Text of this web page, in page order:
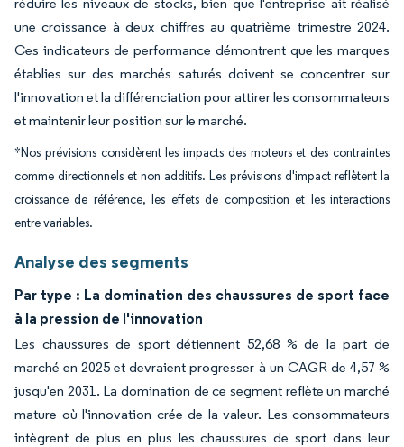
une croissance à deux chiffres au quatrième trimestre 2024.
Ces indicateurs de performance démontrent que les marques
établies sur des marchés saturés doivent se concentrer sur
l'innovation et la différenciation pour attirer les consommateurs
et maintenir leur position sur le marché.
*Nos prévisions considèrent les impacts des moteurs et des contraintes
comme directionnels et non additifs. Les prévisions d'impact reflètent la
croissance de référence, les effets de composition et les interactions
entre variables.
Analyse des segments
Par type : La domination des chaussures de sport face
à la pression de l'innovation
Les chaussures de sport détiennent 52,68 % de la part de
marché en 2025 et devraient progresser à un CAGR de 4,57 %
jusqu'en 2031. La domination de ce segment reflète un marché
mature où l'innovation crée de la valeur. Les consommateurs
intègrent de plus en plus les chaussures de sport dans leur